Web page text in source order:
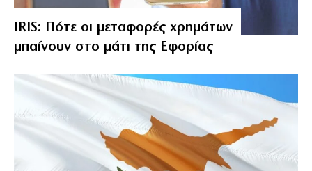
IRIS: Πότε οι μεταφορές χρημάτων
μπαίνουν στο μάτι της Εφορίας